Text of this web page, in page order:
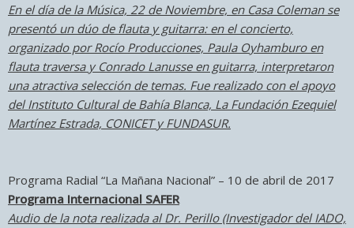
En el día de la Música, 22 de Noviembre, en Casa Coleman se
presentó un dúo de flauta y guitarra: en el concierto,
organizado por Rocío Producciones, Paula Oyhamburo en
flauta traversa y Conrado Lanusse en guitarra, interpretaron
una atractiva selección de temas. Fue realizado con el apoyo
del Instituto Cultural de Bahía Blanca, La Fundación Ezequiel
Martínez Estrada, CONICET y FUNDASUR.
Programa Radial “La Mañana Nacional” – 10 de abril de 2017
Programa Internacional SAFER
Audio de la nota realizada al Dr. Perillo (Investigador del IADO,